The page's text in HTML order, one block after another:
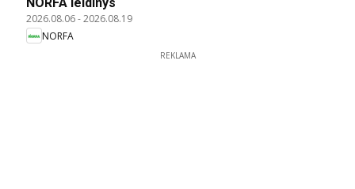
NORFA leidinys
2026.08.06-2026.08.19
NORFA
REKLAMA